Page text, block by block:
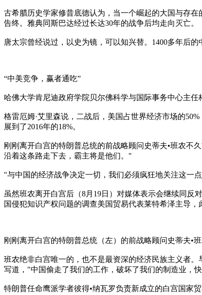
古希腊历史学家修昔底德认为，当一个崛起的大国与存
告终。雅典同斯巴达经过长达30年的战争后均走向灭亡。
唐太宗曾经说过，以史为镜，可以知兴替。1400多年后
“中美竞争，赢者通吃”
哈佛大学肯尼迪政府学院贝尔佛科学与国际事务中心主
格雷厄姆·艾里森说，二战后，美国占世界经济市场的
展到了2016年的18%。
刚刚离开白宫的特朗普总统的前战略顾问史蒂夫•班农不
沿着这条路走下去，霸主将是他们。"
"与中国的经济战争决定一切，我们必须疯狂地关注这一
虽然班农离开白宫后（8月19日）对媒体表示会继续同
国侵犯知识产权问题的调查美国贸易代表莱特希泽主导，
刚刚离开白宫的特朗普总统（左）的前战略顾问史蒂夫•
班农绝非白宫唯一的，也不是最资深的经济民族主义者
写道，"中国偷走了我们的工作，破坏了我们的制造业，
特朗普任命鹰派学者彼得•纳瓦罗负责新成立的白宫国家